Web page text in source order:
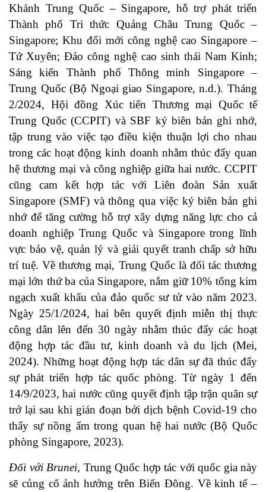
Khánh Trung Quốc – Singapore, hỗ trợ phát triển
Thành phố Tri thức Quảng Châu Trung Quốc –
Singapore; Khu đổi mới công nghệ cao Singapore –
Tứ Xuyên; Đảo công nghệ cao sinh thái Nam Kinh;
Sáng kiến ​​Thành phố Thông minh Singapore –
Trung Quốc (Bộ Ngoại giao Singapore, n.d.). Tháng
2/2024, Hội đồng Xúc tiến Thương mại Quốc tế
Trung Quốc (CCPIT) và SBF ký biên bản ghi nhớ,
tập trung vào việc tạo điều kiện thuận lợi cho nhau
trong các hoạt động kinh doanh nhằm thúc đẩy quan
hệ thương mại và công nghiệp giữa hai nước. CCPIT
cũng cam kết hợp tác với Liên đoàn Sản xuất
Singapore (SMF) và thông qua việc ký biên bản ghi
nhớ để tăng cường hỗ trợ xây dựng năng lực cho cả
doanh nghiệp Trung Quốc và Singapore trong lĩnh
vực bảo vệ, quản lý và giải quyết tranh chấp sở hữu
trí tuệ. Về thương mại, Trung Quốc là đối tác thương
mại lớn thứ ba của Singapore, nắm giữ 10% tổng kim
ngạch xuất khẩu của đảo quốc sư tử vào năm 2023.
Ngày 25/1/2024, hai bên quyết định miễn thị thực
công dân lên đến 30 ngày nhằm thúc đẩy các hoạt
động hợp tác đầu tư, kinh doanh và du lịch (Mei,
2024). Những hoạt động hợp tác dân sự đã thúc đẩy
sự phát triển hợp tác quốc phòng. Từ ngày 1 đến
14/9/2023, hai nước cũng quyết định tập trận quân sự
trở lại sau khi gián đoạn bởi dịch bệnh Covid-19 cho
thấy sự nồng ấm trong quan hệ hai nước (Bộ Quốc
phòng Singapore, 2023).
Đối với Brunei, Trung Quốc hợp tác với quốc gia này
sẽ củng cố ảnh hưởng trên Biển Đông. Về kinh tế –